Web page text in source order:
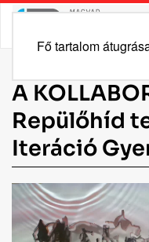
Fő tartalom
A
Repülőhíd
Iteráció